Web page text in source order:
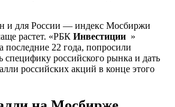
и для России — индекс Мосбиржи
растет. «РБК Инвестиции »
последние 22 года, попросили
специфику российского рынка и дать
российских акций в конце этого